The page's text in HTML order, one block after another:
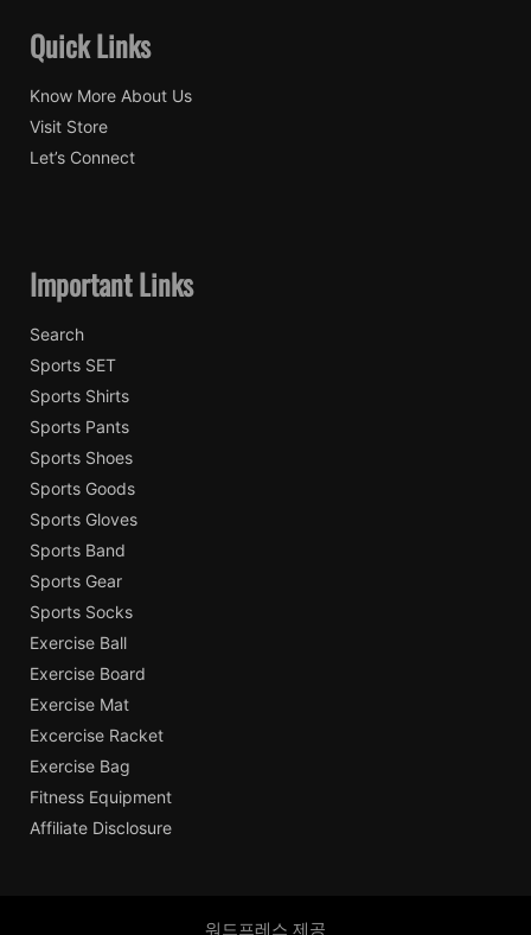
Quick Links
Know More About Us
Visit Store
Let’s Connect
Important Links
Search
Sports SET
Sports Shirts
Sports Pants
Sports Shoes
Sports Goods
Sports Gloves
Sports Band
Sports Gear
Sports Socks
Exercise Ball
Exercise Board
Exercise Mat
Excercise Racket
Exercise Bag
Fitness Equipment
Affiliate Disclosure
워드프레스 제공